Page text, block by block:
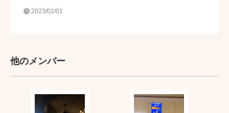
2023/02/01
他のメンバー